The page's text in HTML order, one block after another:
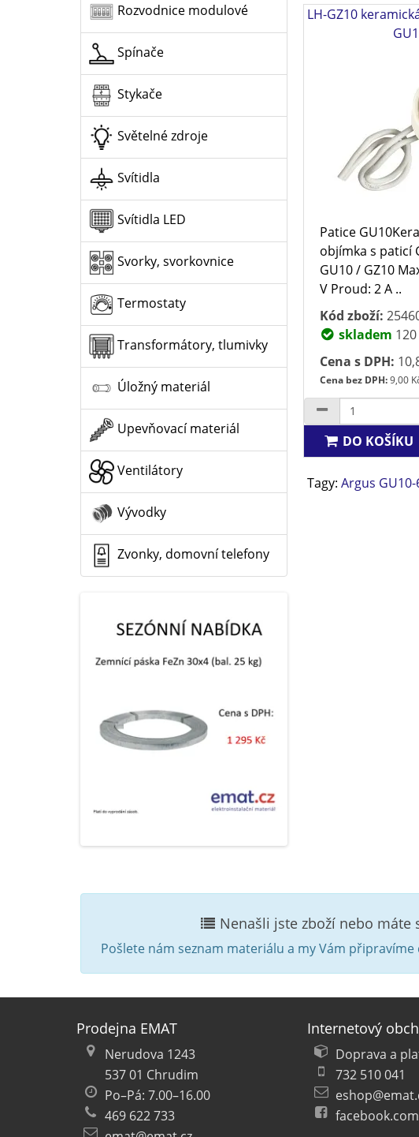
Rozvodnice modulové
Spínače
Stykače
Světelné zdroje
Svítidla
Svítidla LED
Svorky, svorkovnice
Termostaty
Transformátory, tlumivky
Úložný materiál
Upevňovací materiál
Ventilátory
Vývodky
Zvonky, domovní telefony
LH-GZ10
Patice
objímka s paticí
GU10 / GZ10
V Proud: 2 A ..
Kód zboží:
skladem
Cena s DPH:
Cena bez DPH:9,00
DO KOŠÍKU
Tagy: Argus GU10-
Nenašli jste zboží nebo máte
Pošlete nám seznam materiálu a my Vám
Prodejna EMAT
Nerudova 1243
537 01 Chrudim
Po–Pá: 7.00–16.00
469 622 733
Internetový
Doprava a
732 510 041